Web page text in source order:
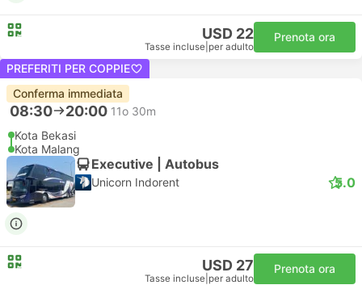
USD 22
Tasse incluse per adulto
Prenota ora
PREFERITI PER COPPIE
Conferma immediata
08:30 20:00 11o 30m
Kota Bekasi
Kota Malang
Executive | Autobus
Unicorn Indorent 5.0
USD 27
Tasse incluse per adulto
Prenota ora